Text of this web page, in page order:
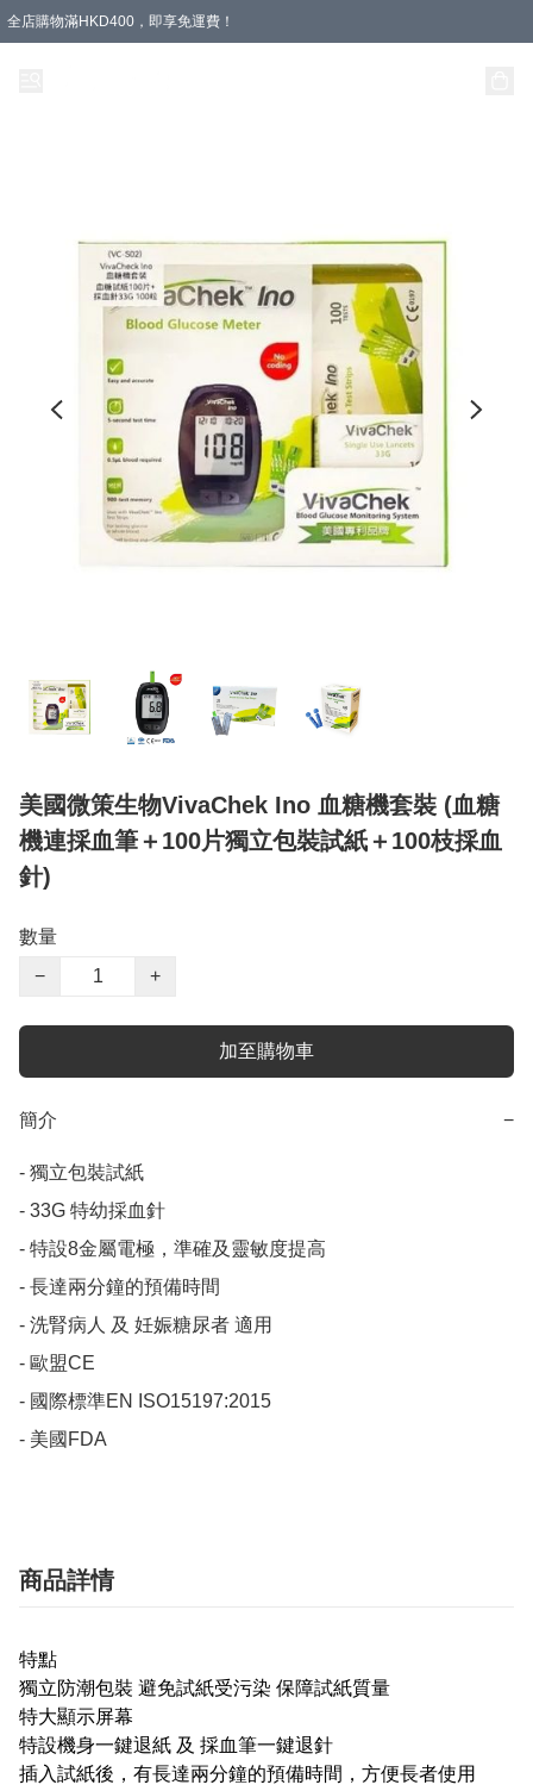
全店購物滿HKD400，即享免運費！
美國微策生物VivaChek Ino 血糖機套裝 (血糖
機連採血筆＋100片獨立包裝試紙＋100枝採血
針)
數量
−
+
加至購物車
簡介 −
- 獨立包裝試紙
- 33G 特幼採血針
- 特設8⾦屬電極，準確及靈敏度提高
- 長達兩分鐘的預備時間
- 洗腎病人 及 妊娠糖尿者 適用
- 歐盟CE
- 國際標準EN ISO15197:2015
- 美國FDA
商品詳情
特點
獨立防潮包裝 避免試紙受污染 保障試紙質量
特大顯示屏幕
特設機身一鍵退紙 及 採血筆一鍵退針
插入試紙後，有長達兩分鐘的預備時間，方便長者使用